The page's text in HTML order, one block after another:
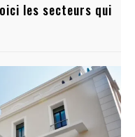
les secteurs qui